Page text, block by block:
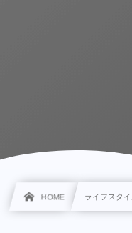
HOME ライフスタ